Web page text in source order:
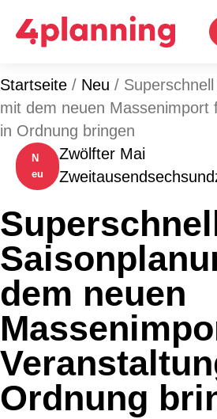
Startseite / Neu /
mit dem neuen Massenimport
in Ordnung bringen
N
eu
Zwölfter Mai
dem neuen
Ordnung